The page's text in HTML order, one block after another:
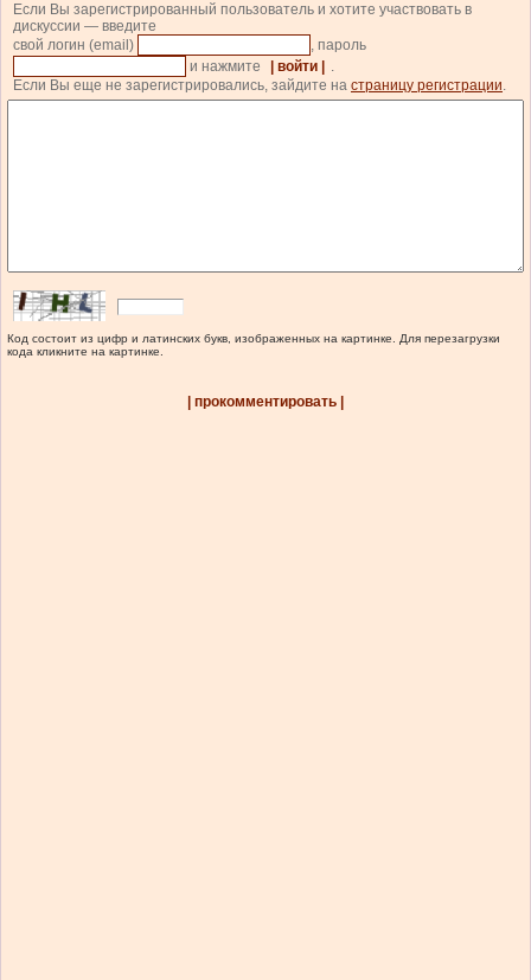
Если Вы зарегистрированный пользователь и хотите участвовать в
дискуссии — введите
свой логин (email)
, пароль
и нажмите
| войти |
.
Если Вы еще не зарегистрировались, зайдите на страницу регистрации.
Код состоит из цифр и латинских букв, изображенных на картинке. Для перезагрузки
кода кликните на картинке.
| прокомментировать |